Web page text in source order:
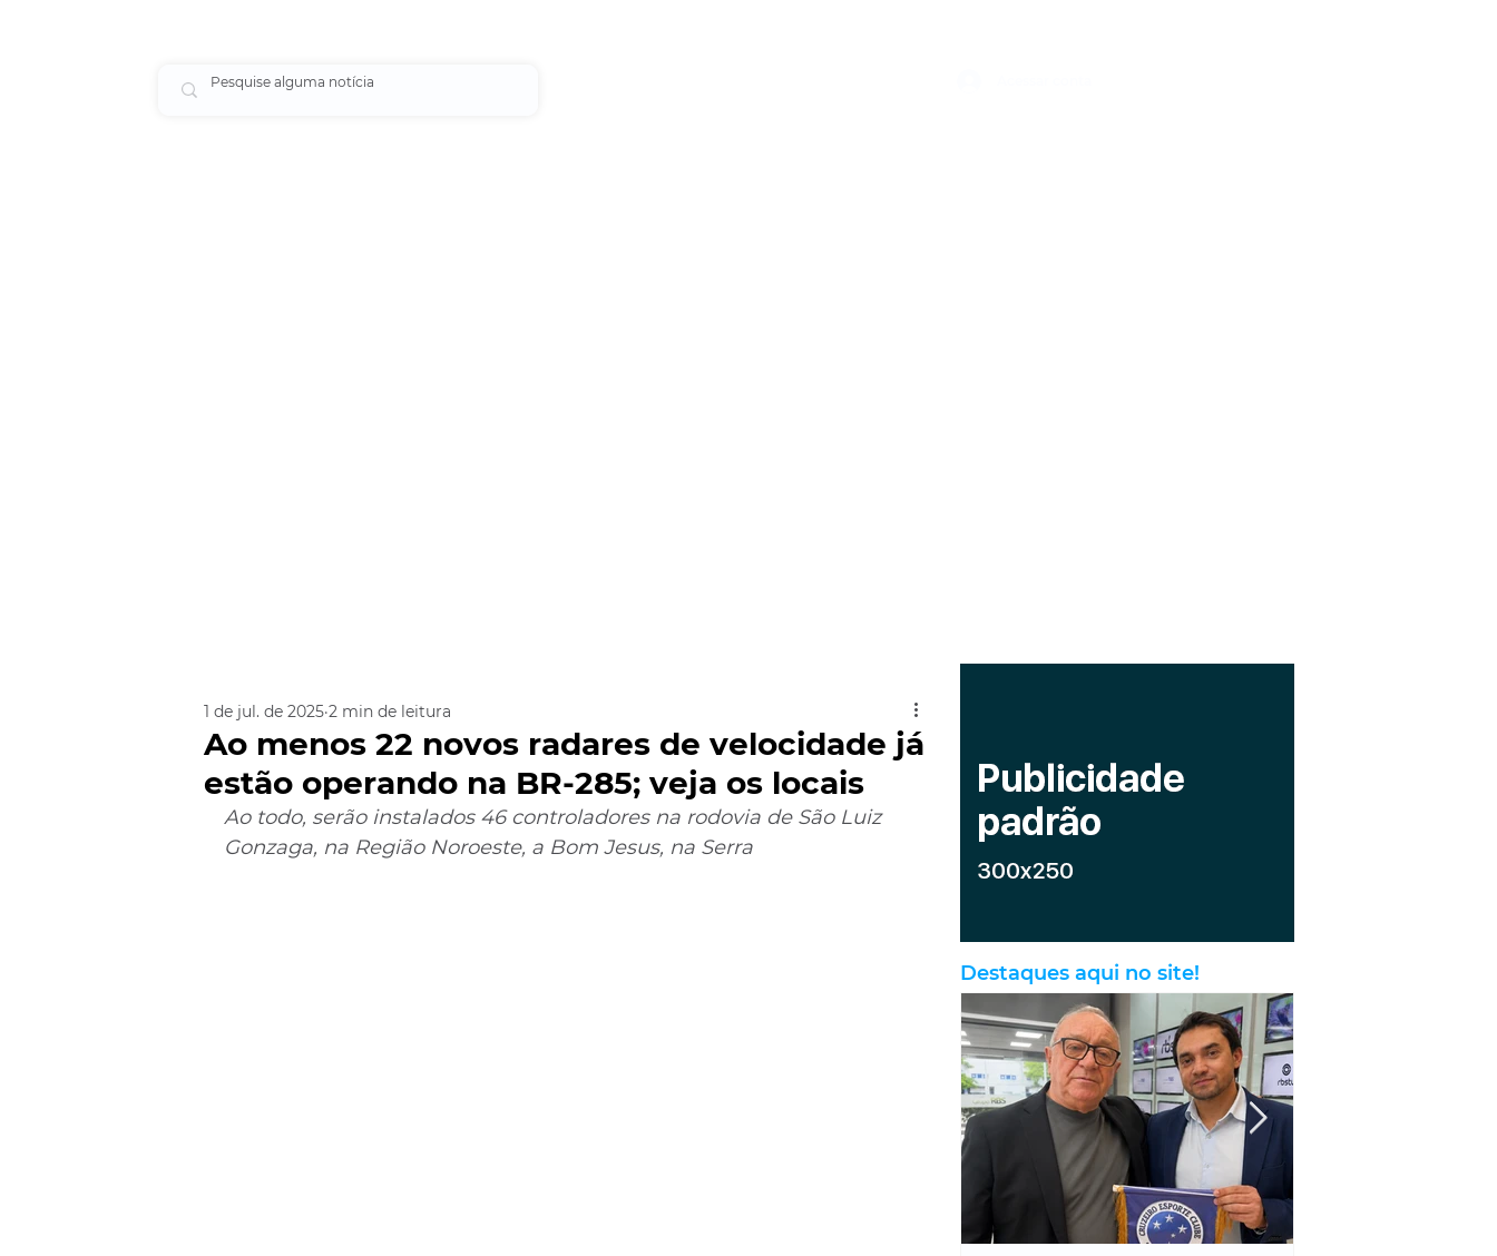
Ao menos 22 novos radares de velocidade já
estão operando na BR-285; veja os locais
1 de jul. de 2025 2 min de leitura
Ao todo, serão instalados 46 controladores na rodovia de São Luiz
Gonzaga, na Região Noroeste, a Bom Jesus, na Serra
Destaques aqui no site!